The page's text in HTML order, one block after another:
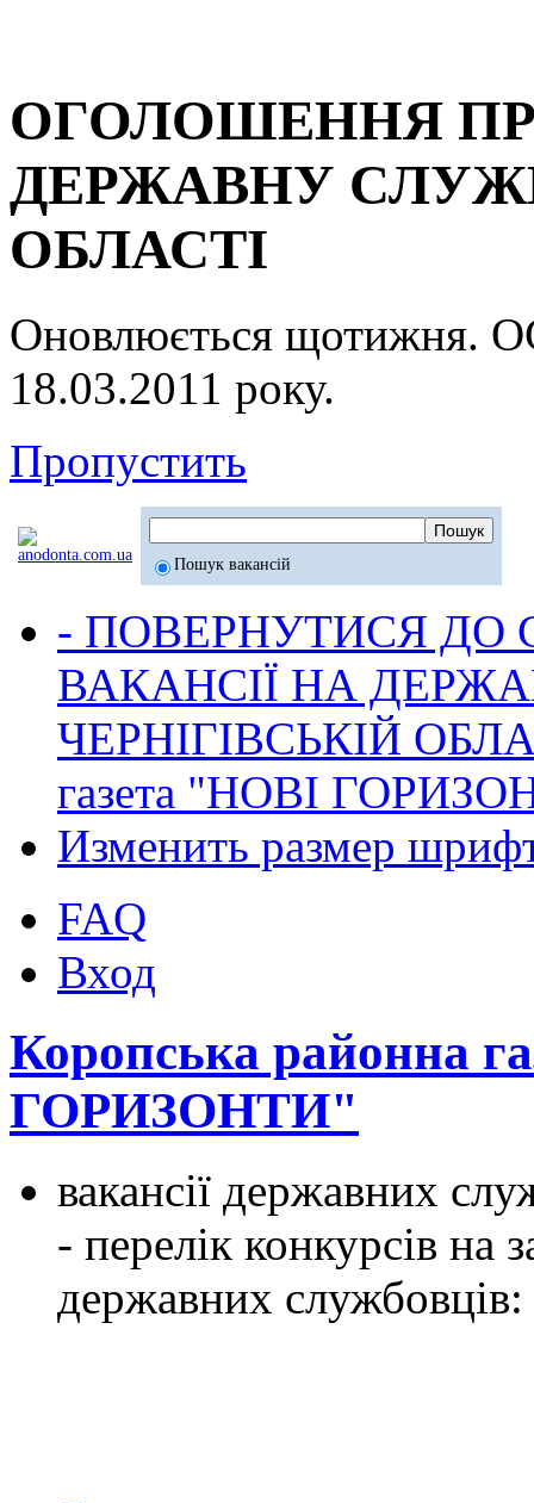
ОГОЛОШЕННЯ
ДЕРЖАВНУ
ОБЛАСТІ
Оновлюється
18.03.2011 року.
Пропустить
Пошук вакансій
- ПОВЕРНУТИСЯ ДО
ВАКАНСІЇ НА
ЧЕРНІГІВСЬКІЙ
газета "НОВІ
Изменить размер
FAQ
Вход
Коропська районна
ГОРИЗОНТИ"
вакансії державних
- перелік конкурсів на
державних службовців: